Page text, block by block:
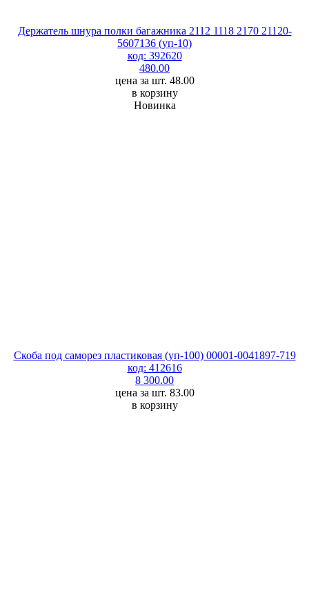
Держатель шнура полки багажника 2112 1118 2170 21120-
5607136 (уп-10)
код: 392620
480.00
цена за шт. 48.00
в корзину
Новинка
Скоба под саморез пластиковая (уп-100) 00001-0041897-719
код: 412616
8 300.00
цена за шт. 83.00
в корзину